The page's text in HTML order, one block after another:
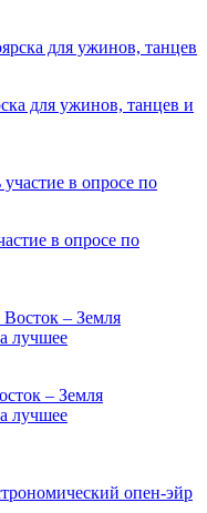
для ужинов, танцев и
в опросе по
– Земля
лучшее